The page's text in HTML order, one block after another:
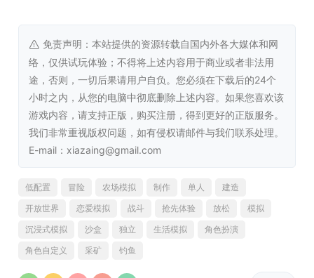
发达，这会成为你探索其他岛屿的重要经济来源。
但要如何吸引游客？商店应该售卖什么样的商品？别担心，
你的技能会帮你解决这些问题！你可以销售本地特产，或者
是建造博物馆，展示你在冒险中发现的宝藏和神秘物。或许
部分游客甚至愿意购买那些优质木板。尽情发挥你的创意
吧！
免责声明：本站提供的资源转载自国内外各大媒体和网
络，仅供试玩体验；不得将上述内容用于商业或者非法用
途，否则，一切后果请用户自负。您必须在下载后的24个
小时之内，从您的电脑中彻底删除上述内容。如果您喜欢该
游戏内容，请支持正版，购买注册，得到更好的正版服务。
我们非常重视版权问题，如有侵权请邮件与我们联系处理。
E-mail：xiazaing@gmail.com
低配置 冒险 农场模拟 制作 单人
建造
开放世界
恋爱模拟 战斗 抢先体验 放松
模拟
沉浸式模拟
沙盒 独立 生活模拟
角色扮演
角色自定义
采矿 钓鱼